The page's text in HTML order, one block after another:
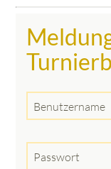
Benutzername
Passwort